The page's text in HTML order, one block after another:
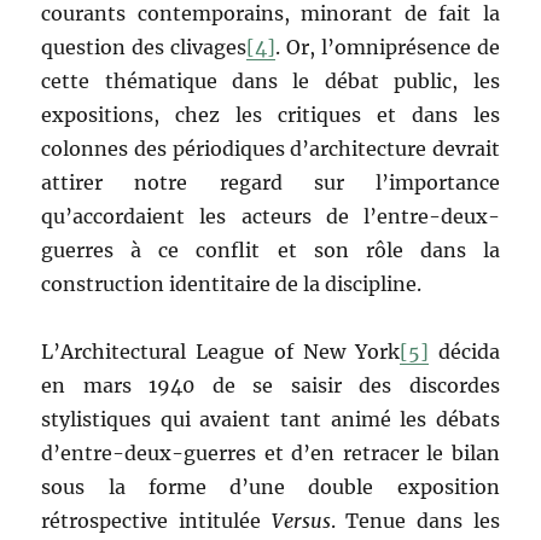
courants contemporains, minorant de fait la
question des clivages[4]. Or, l’omniprésence de
cette thématique dans le débat public, les
expositions, chez les critiques et dans les
colonnes des périodiques d’architecture devrait
attirer notre regard sur l’importance
qu’accordaient les acteurs de l’entre-deux-
guerres à ce conflit et son rôle dans la
construction identitaire de la discipline.
L’Architectural League of New York[5] décida
en mars 1940 de se saisir des discordes
stylistiques qui avaient tant animé les débats
d’entre-deux-guerres et d’en retracer le bilan
sous la forme d’une double exposition
rétrospective intitulée Versus. Tenue dans les